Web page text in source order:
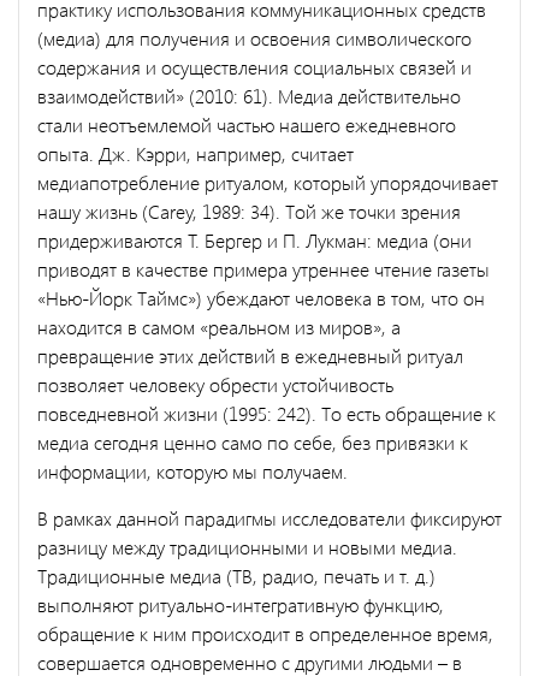
практику использования коммуникационных средств
(медиа) для получения и освоения символического
содержания и осуществления социальных связей и
взаимодействий» (2010: 61). Медиа действительно
стали неотъемлемой частью нашего ежедневного
опыта. Дж. Кэрри, например, считает
медиапотребление ритуалом, который упорядочивает
нашу жизнь (Carey, 1989: 34). Той же точки зрения
придерживаются Т. Бергер и П. Лукман: медиа (они
приводят в качестве примера утреннее чтение газеты
«Нью-Йорк Таймс») убеждают человека в том, что он
находится в самом «реальном из миров», а
превращение этих действий в ежедневный ритуал
позволяет человеку обрести устойчивость
повседневной жизни (1995: 242). То есть обращение к
медиа сегодня ценно само по себе, без привязки к
информации, которую мы получаем.
В рамках данной парадигмы исследователи фиксируют
разницу между традиционными и новыми медиа.
Традиционные медиа (ТВ, радио, печать и т. д.)
выполняют ритуально-интегративную функцию,
обращение к ним происходит в определенное время,
совершается одновременно с другими людьми – в